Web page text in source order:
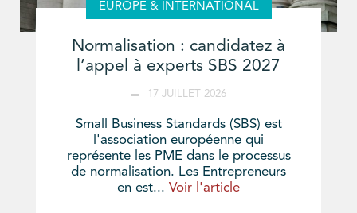
EUROPE & INTERNATIONAL
Normalisation : candidatez à
l’appel à experts SBS 2027
17 JUILLET 2026
Small Business Standards (SBS) est
l'association européenne qui
représente les PME dans le processus
de normalisation. Les Entrepreneurs
en est... Voir l'article